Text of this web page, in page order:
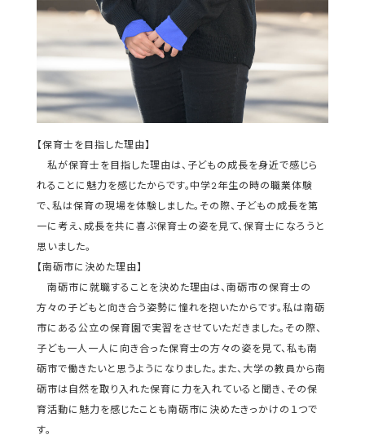
【保育士を目指した理由】
私が保育士を目指した理由は、子どもの成長を身近で感じら
れることに魅力を感じたからです。中学2年生の時の職業体験
で、私は保育の現場を体験しました。その際、子どもの成長を第
一に考え、成長を共に喜ぶ保育士の姿を見て、保育士になろうと
思いました。
【南砺市に決めた理由】
南砺市に就職することを決めた理由は、南砺市の保育士の
方々の子どもと向き合う姿勢に憧れを抱いたからです。私は南砺
市にある公立の保育園で実習をさせていただきました。その際、
子ども一人一人に向き合った保育士の方々の姿を見て、私も南
砺市で働きたいと思うようになりました。また、大学の教員から南
砺市は自然を取り入れた保育に力を入れていると聞き、その保
育活動に魅力を感じたことも南砺市に決めたきっかけの１つで
す。